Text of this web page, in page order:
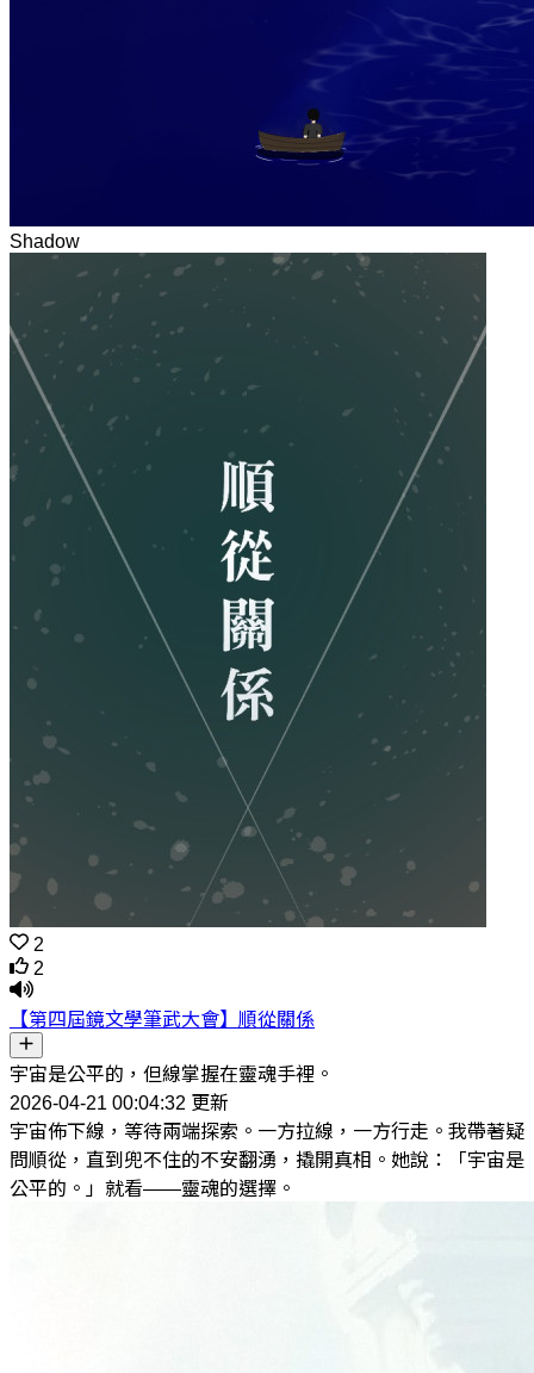
Shadow
2
2
【第四屆鏡文學筆武大會】順從關係
宇宙是公平的，但線掌握在靈魂手裡。
2026-04-21 00:04:32 更新
宇宙佈下線，等待兩端探索。一方拉線，一方行走。我帶著疑
問順從，直到兜不住的不安翻湧，撬開真相。她說：「宇宙是
公平的。」就看——靈魂的選擇。